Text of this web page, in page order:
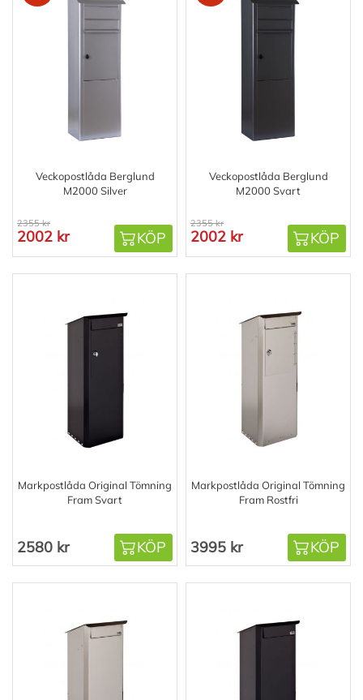
Veckopostlåda Berglund
M2000 Silver
2355 kr
2002 kr KÖP
Veckopostlåda Berglund
M2000 Svart
2355 kr
2002 kr KÖP
Markpostlåda Original Tömning
Fram Svart
2580 kr KÖP
Markpostlåda Original Tömning
Fram Rostfri
3995 kr KÖP